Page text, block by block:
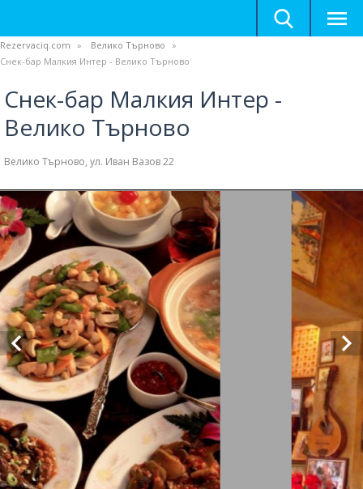
Rezervaciq.com
Велико Търново
Снек-бар Малкия Интер - Велико Търново
Снек-бар Малкия Интер -
Велико Търново
Велико Търново, ул. Иван Вазов 22